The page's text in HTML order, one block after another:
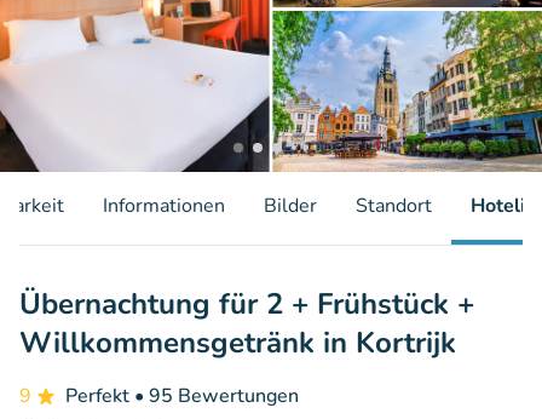
Informationen Bilder Standort
Übernachtung für 2 + Frühstück +
Willkommensgetränk in Kortrijk
9 Perfekt • 95 Bewertungen